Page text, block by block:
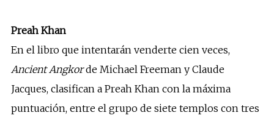
Preah Khan
En el libro que intentarán venderte cien veces,
Ancient Angkorde Michael Freeman y Claude
Jacques, clasifican a Preah Khan con la máxima
puntuación, entre el grupo de siete templos con tres